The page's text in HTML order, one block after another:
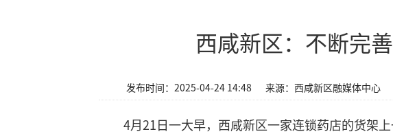
西咸新区：不断完
发布时间：2025-04-24 14:48 来源：西咸新区融媒体中心
4月21日一大早，西咸新区一家连锁药店的货架